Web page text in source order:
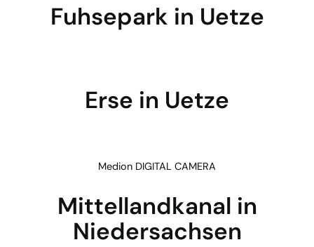
Fuhsepark in Uetze
Erse in Uetze
Medion DIGITAL CAMERA
Mittellandkanal in
Niedersachsen